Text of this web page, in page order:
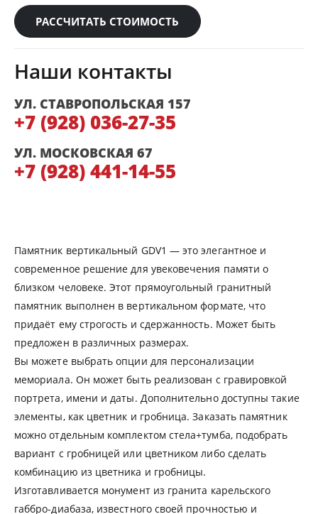
РАССЧИТАТЬ СТОИМОСТЬ
Наши контакты
УЛ. СТАВРОПОЛЬСКАЯ 157
+7 (928) 036-27-35
УЛ. МОСКОВСКАЯ 67
+7 (928) 441-14-55
Памятник вертикальный GDV1 — это элегантное и
современное решение для увековечения памяти о
близком человеке. Этот прямоугольный гранитный
памятник выполнен в вертикальном формате, что
придаёт ему строгость и сдержанность. Может быть
предложен в различных размерах.
Вы можете выбрать опции для персонализации
мемориала. Он может быть реализован с гравировкой
портрета, имени и даты. Дополнительно доступны такие
элементы, как цветник и гробница. Заказать памятник
можно отдельным комплектом стела+тумба, подобрать
вариант с гробницей или цветником либо сделать
комбинацию из цветника и гробницы.
Изготавливается монумент из гранита карельского
габбро-диабаза, известного своей прочностью и